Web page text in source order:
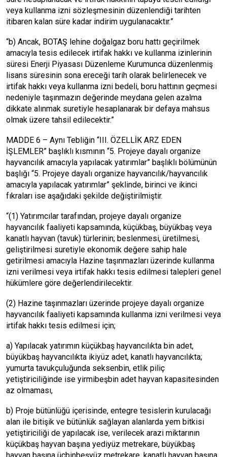
veya kullanma izni sözleşmesinin düzenlendiği tarihten
itibaren kalan süre kadar indirim uygulanacaktır.”
“b) Ancak, BOTAŞ lehine doğalgaz boru hattı geçirilmek
amacıyla tesis edilecek irtifak hakkı ve kullanma izinlerinin
süresi Enerji Piyasası Düzenleme Kurumunca düzenlenmiş
lisans süresinin sona ereceği tarih olarak belirlenecek ve
irtifak hakkı veya kullanma izni bedeli, boru hattının geçmesi
nedeniyle taşınmazın değerinde meydana gelen azalma
dikkate alınmak suretiyle hesaplanarak bir defaya mahsus
olmak üzere tahsil edilecektir.”
MADDE 6 – Aynı Tebliğin “III. ÖZELLİK ARZ EDEN
İŞLEMLER” başlıklı kısmının “5. Projeye dayalı organize
hayvancılık amacıyla yapılacak yatırımlar” başlıklı bölümünün
başlığı “5. Projeye dayalı organize hayvancılık/hayvancılık
amacıyla yapılacak yatırımlar” şeklinde, birinci ve ikinci
fıkraları ise aşağıdaki şekilde değiştirilmiştir.
“(1) Yatırımcılar tarafından, projeye dayalı organize
hayvancılık faaliyeti kapsamında, küçükbaş, büyükbaş veya
kanatlı hayvan (tavuk) türlerinin; beslenmesi, üretilmesi,
geliştirilmesi suretiyle ekonomik değere sahip hale
getirilmesi amacıyla Hazine taşınmazları üzerinde kullanma
izni verilmesi veya irtifak hakkı tesis edilmesi talepleri genel
hükümlere göre değerlendirilecektir.
(2) Hazine taşınmazları üzerinde projeye dayalı organize
hayvancılık faaliyeti kapsamında kullanma izni verilmesi veya
irtifak hakkı tesis edilmesi için;
a) Yapılacak yatırımın küçükbaş hayvancılıkta bin adet,
büyükbaş hayvancılıkta ikiyüz adet, kanatlı hayvancılıkta;
yumurta tavukçuluğunda seksenbin, etlik piliç
yetiştiriciliğinde ise yirmibeşbin adet hayvan kapasitesinden
az olmaması,
b) Proje bütünlüğü içerisinde, entegre tesislerin kurulacağı
alan ile bitişik ve bütünlük sağlayan alanlarda yem bitkisi
yetiştiriciliği de yapılacak ise, verilecek arazi miktarının
küçükbaş hayvan başına yediyüz metrekare, büyükbaş